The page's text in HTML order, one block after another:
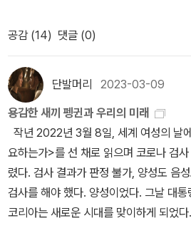
무시하는 처사이다. 늙은 남자 앵커는 중
만, 그런데 왜 그 남자 옆에는 항상 젊은
한 능력이라고 말하는 이 세상 때문에 여
정 부분 내 자신을 고통스럽게 하면서 살
기며 살아간다. 나오미 울프는, 아니 그러
성보다 지방을 더 많이 갖고 태어나고
운 일이라고 얘기한다. 유방을 수술하는
인지도 나오미 울프는 묻는다. 그것이 이
족일까?성형외과 의사는 자기 눈에 아름
것이 아니라 자신이 여성의 몸에 공인된
로, 내 노력의 결과로 받아들이는 것.그럼
과 정신만큼 그렇게 같이 사랑하고 인정
봐야 하는 것은 바로 그것이다.
고 있었다고 했었다.암튼, 그리하여 친
고, 나는 그 순간 반항심으로 똘똘 뭉쳐 있
고,무례해 보였고,여튼 나와는 결이 다른
데 친구는 합격하면 우리 친구 하자고 바
어, 속으로 "설마? 내가 너랑?" 속으로 생
실에 들어 갔더니, 바로 나더러 "친구야!
기 옆자리에 앉으란다.암튼 그리하여 졸
에 앉았는데, 처음엔 그렇게 비호감이었
뀌더니 나중에는 둘도 없는 베프가 되었
었다. 너는 왜 이 학교에 들어오게 되었
는 식으로 학교를 들어온 것인가? 궁금
뒤쫓으면서도, 온갖 음모론과 가짜 뉴스
내가 왜 이걸 듣고 있는 걸까' 하고 종종
까. 그런데 대중이 유명인을 혼동하는 경
게 마련이다. 물론 앞서 언급했던 아이자
린으로 오인한 것은 진짜 착각이었겠지만
로 오인된 사례나, 브루노 마스가 저스틴
리가 (언젠가 콘서트에서 직접 소개한
사례가 그렇다.앞자리 이름만 비교적 흔
와 성향과 발언이 천양지차인 클라인과
무지와 무심 때문이겠지만, 그렇다고 해
확하고 섬세한 구분을 요구하기는 어려
리에 있는 부위였던 거다. 그런데 그 광
드랑이랑 팔꿈치도 장난 아니네, 이걸 발
거다. 결국 해결되진 않고 사용도 하지 않
끝났지만, 문제는, 그 제품이 효과가 없다
를 문제라고 지적하는 데에 있었다. 그 제
했지만, 그 전에 필요한 건 하얗지 못한
이었다. 그 광고 때문에 나는, 그리고 다
를 문제라고 인식하게 되는거다. 이것은
한다, 하는. 하아- 그런데 생각해보면 살
않은 모든 것들에 대해서는 일단 '그것이
동지로 여긴(표현ㅋㅋ) 딸이라 그래서...
스의 이름을 알게 되었는지 기억이 안 난
남자 만나서 망한 여자는 있지만 남자 못
이 자꾸 떠오름 여기도 남편이 문제임 난
는데 남편과 아이 특히 남편 때문에 지장
지를 다집니다-사랑이었고 사랑이며 사
고 있는 이미지, 판타지가 어떤 모습인지
도서관에 희망도서 신청했던 건데 그땐
임. 내가 기대하던 게 아니어서. 그런데
옹이!!! 하고 사게 됨. 재밌겠다. 한마음,
성. 얘네가 대체 뭘까? ㅎㅎ 여담이지만
공감 (14) 댓글 (0)
단발머리 2023-03-09
용감한 새끼 펭귄과 우리의 미래
작년 2022년 3월 8일, 세계 여성의 날
요하는가>를 선 채로 읽으며 코로나 검
렸다. 검사 결과가 판정 불가, 양성도 음
검사를 해야 했다. 양성이었다. 그날 대
코리아는 새로운 시대를 맞이하게 되었